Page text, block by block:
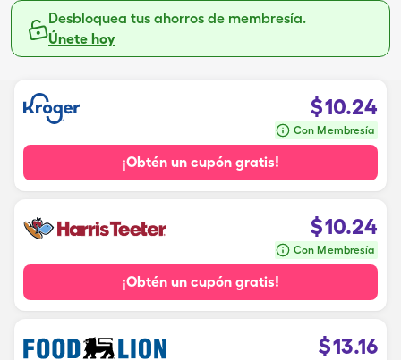
Desbloquea tus ahorros de membresía.
Únete hoy
$10.24
Con Membresía
¡Obtén un cupón gratis!
$10.24
Con Membresía
¡Obtén un cupón gratis!
$13.16